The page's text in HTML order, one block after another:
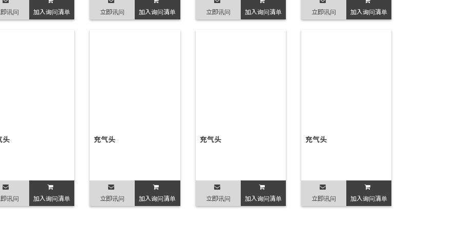
讯问 加入询问清单 立即讯问 加入询问清单 立即讯问 加入询问清单 立即讯问 加入询问清单
头
讯问 加入询问清单
充气头
立即讯问 加入询问清单
充气头
立即讯问 加入询问清单
充气头
立即讯问 加入询问清单